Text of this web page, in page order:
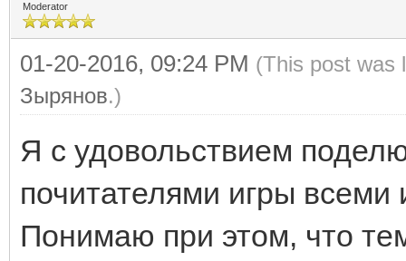
Moderator
01-20-2016, 09:24 PM (This post was
Зырянов.)
Я с удовольствием
почитателями игры
Понимаю при этом, что